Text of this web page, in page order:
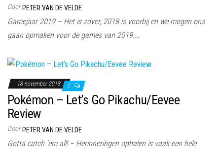
Door PETER VAN DE VELDE
Gamejaar 2019 – Het is zover, 2018 is voorbij en we mogen ons
gaan opmaken voor de games van 2019.…
18 november 2018 2
Pokémon – Let’s Go Pikachu/Eevee
Review
Door PETER VAN DE VELDE
Gotta catch ‘em all! – Herinneringen ophalen is vaak een hele